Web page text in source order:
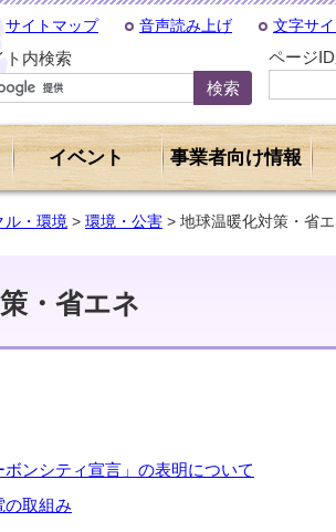
サイトマップ 音声読み上げ 文字サ
ト内検索 ページ
イベント 事業者向け情報
ル・環境 > 環境・公害 > 地球温暖化対策・省
・省エネ
ボンシティ宣言」の表明について
の取組み